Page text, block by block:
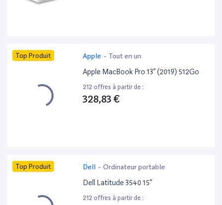
Top Produit Apple - Tout en un
Apple MacBook Pro 13” (2019) 512Go
212 offres à partir de :
328,83 €
Top Produit Dell - Ordinateur portable
Dell Latitude 3540 15”
212 offres à partir de :